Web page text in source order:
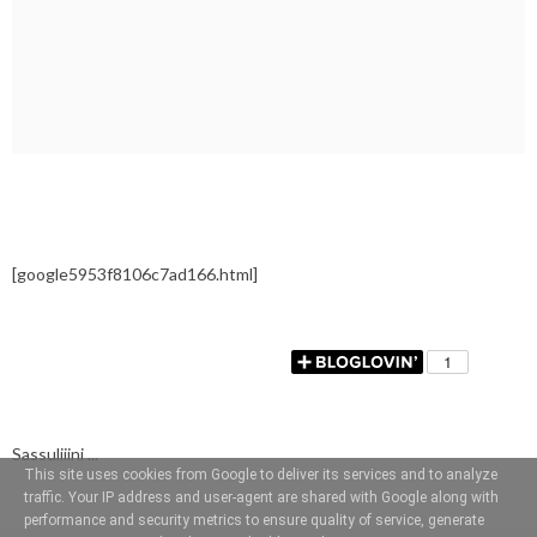
[google5953f8106c7ad166.html]
Sassuliiini ...
This site uses cookies from Google to deliver its services and to analyze
traffic. Your IP address and user-agent are shared with Google along with
performance and security metrics to ensure quality of service, generate